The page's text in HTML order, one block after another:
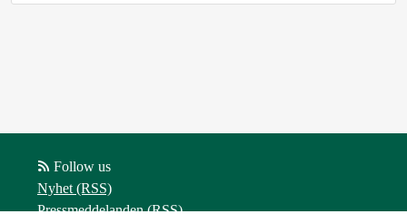
Follow us
Nyhet (RSS)
Pressmeddelanden (RSS)